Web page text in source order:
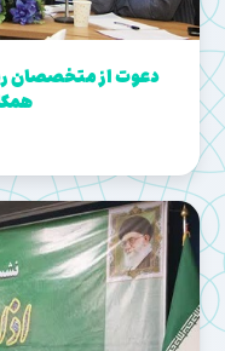
دعوت از متخصصان